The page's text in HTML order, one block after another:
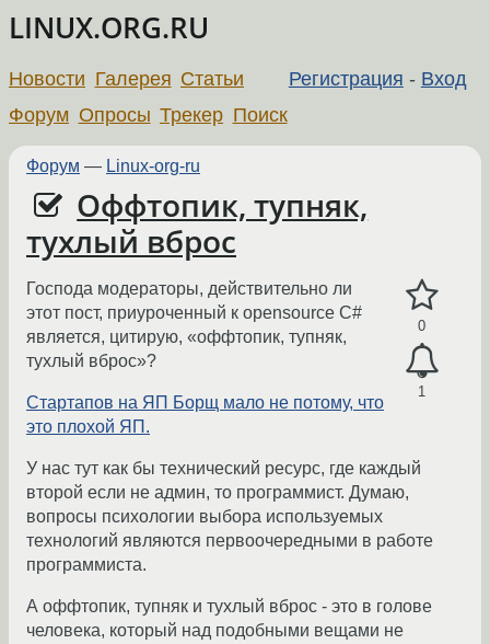
LINUX.ORG.RU
Регистрация - Вход
Новости Галерея Статьи
Форум Опросы Трекер Поиск
Форум — Linux-org-ru
Оффтопик, тупняк,
тухлый вброс
0
1
Господа модераторы, действительно ли
этот пост, приуроченный к opensource C#
является, цитирую, «оффтопик, тупняк,
тухлый вброс»?
Стартапов на ЯП Борщ мало не потому, что
это плохой ЯП.
У нас тут как бы технический ресурс, где каждый
второй если не админ, то программист. Думаю,
вопросы психологии выбора используемых
технологий являются первоочередными в работе
программиста.
А оффтопик, тупняк и тухлый вброс - это в голове
человека, который над подобными вещами не